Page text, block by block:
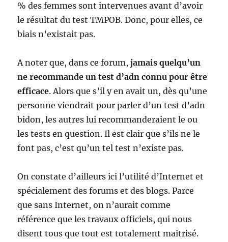
% des femmes sont intervenues avant d’avoir
le résultat du test TMPOB. Donc, pour elles, ce
biais n’existait pas.
A noter que, dans ce forum,jamais quelqu’un
ne recommande un test d’adn connu pour être
efficace. Alors que s’il y en avait un, dès qu’une
personne viendrait pour parler d’un test d’adn
bidon, les autres lui recommanderaient le ou
les tests en question. Il est clair que s’ils ne le
font pas, c’est qu’un tel test n’existe pas.
On constate d’ailleurs ici l’utilité d’Internet et
spécialement des forums et des blogs. Parce
que sans Internet, on n’aurait comme
référence que les travaux officiels, qui nous
disent tous que tout est totalement maitrisé.